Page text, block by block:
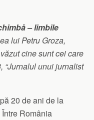
– limbile
lui Petru Groza,
cine sunt cei care
“Jurnalul unui jurnalist
20 de ani de la
România